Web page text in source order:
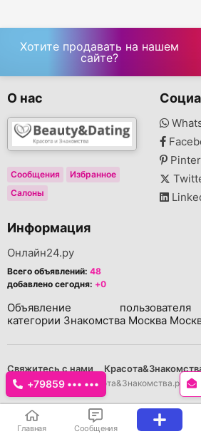
+79859 ••• •••
Хотите продавать на нашем
сайте?
О нас
Сообщения
Избранное
Салоны
Информация
Онлайн24.ру
Всего объявлений: 48
добавлено сегодня: +0
Объявление
категории Знакомства Москва
Свяжитесь с нами
Копирайт © 2026 Красота&Знакомства.ру
Главная Сообщения